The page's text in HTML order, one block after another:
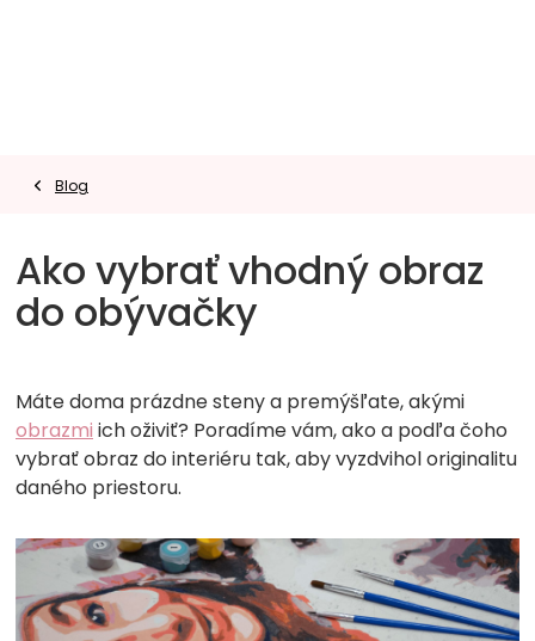
Blog
Ako vybrať vhodný obraz
do obývačky
Máte doma prázdne steny a premýšľate, akými
obrazmi ich oživiť? Poradíme vám, ako a podľa čoho
vybrať obraz do interiéru tak, aby vyzdvihol originalitu
daného priestoru.